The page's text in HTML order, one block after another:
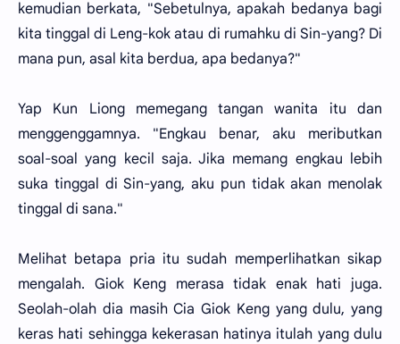
kemudian berkata, "Sebetulnya, apakah bedanya bagi
kita tinggal di Leng-kok atau di rumahku di Sin-yang? Di
mana pun, asal kita berdua, apa bedanya?"
Yap Kun Liong memegang tangan wanita itu dan
menggenggamnya. "Engkau benar, aku meributkan
soal-soal yang kecil saja. Jika memang engkau lebih
suka tinggal di Sin-yang, aku pun tidak akan menolak
tinggal di sana."
Melihat betapa pria itu sudah memperlihatkan sikap
mengalah. Giok Keng merasa tidak enak hati juga.
Seolah-olah dia masih Cia Giok Keng yang dulu, yang
keras hati sehingga kekerasan hatinya itulah yang dulu